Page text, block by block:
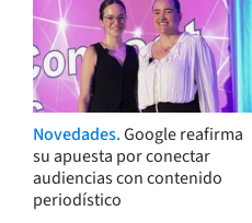
Novedades.Google reafirma
su apuesta por conectar
audiencias con contenido
periodístico